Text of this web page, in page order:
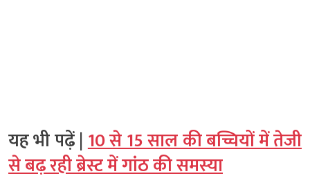
यह भी पढ़ें |10 से 15 साल की बच्चियों में तेजी
से बढ़ रही ब्रेस्ट में गांठ की समस्या